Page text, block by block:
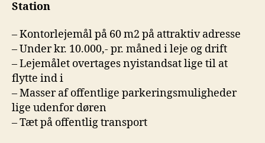
Station
– Kontorlejemål på 60 m2 på attraktiv adresse
– Under kr. 10.000,- pr. måned i leje og drift
– Lejemålet overtages nyistandsat lige til at
flytte ind i
– Masser af offentlige parkeringsmuligheder
lige udenfor døren
– Tæt på offentlig transport